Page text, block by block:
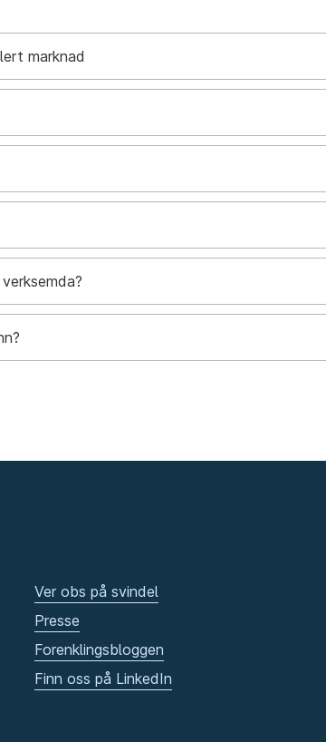
marknad
Ver obs på svindel
Presse
Forenklingsbloggen
Finn oss på LinkedIn